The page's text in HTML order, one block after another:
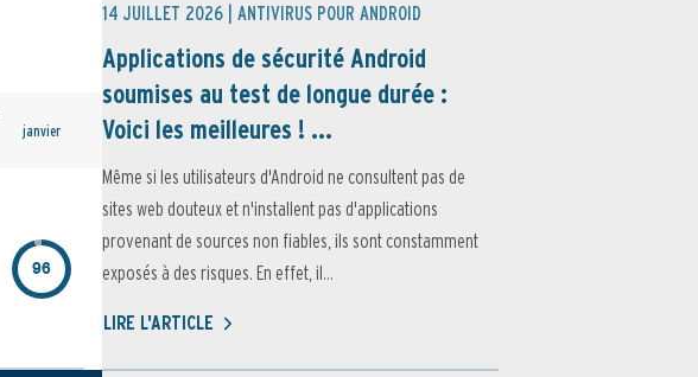
janvier
96
14 JUILLET 2026 | ANTIVIRUS POUR ANDROID
Applications de sécurité Android
soumises au test de longue durée :
Voici les meilleures ! ...
Même si les utilisateurs d'Android ne consultent pas de
sites web douteux et n'installent pas d'applications
provenant de sources non fiables, ils sont constamment
exposés à des risques. En effet, il...
LIRE L'ARTICLE